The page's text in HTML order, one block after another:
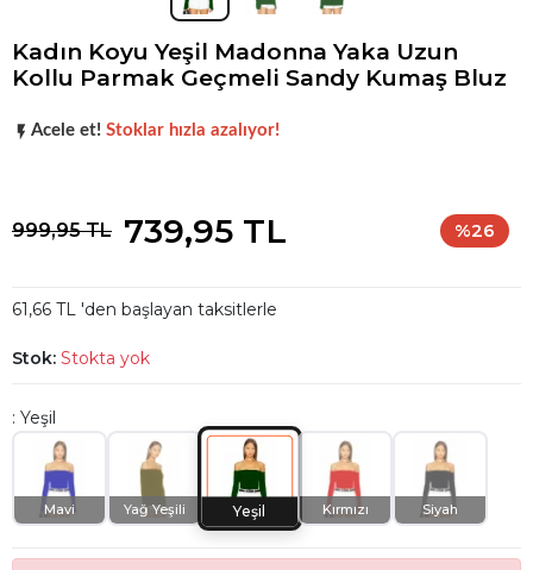
Kadın Koyu Yeşil Madonna Yaka Uzun
Kollu Parmak Geçmeli Sandy Kumaş Bluz
Popüler seçim!Gardırobunuz için harika bir tercih.
Acele et! Stoklar hızla azalıyor!
999,95 TL 739,95 TL %26
61,66 TL 'den başlayan taksitlerle
Stok: Stokta yok
: Yeşil
Mavi Yağ Yeşili Yeşil Kırmızı Siyah